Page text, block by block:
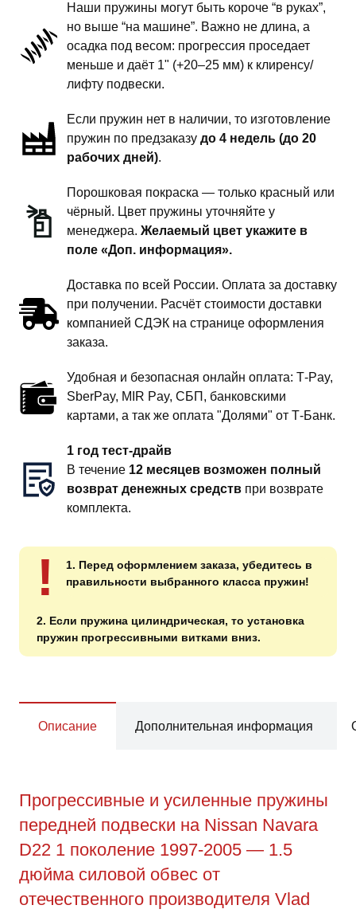
поколение
пружины
передней
1.5
обвес
Наши пружины могут быть короче “в руках”,
но выше “на машине”. Важно не длина, а
осадка под весом: прогрессия проседает
меньше и даёт 1" (+20–25 мм) к клиренсу/
лифту подвески.
Если пружин нет в наличии, то изготовление
пружин по предзаказу до 4 недель (до 20
рабочих дней).
Порошковая покраска — только красный или
чёрный. Цвет пружины уточняйте у
менеджера. Желаемый цвет укажите в
поле «Доп. информация».
Доставка по всей России. Оплата за доставку
при получении. Расчёт стоимости доставки
компанией СДЭК на странице оформления
заказа.
Удобная и безопасная онлайн оплата: T‑Pay,
SberPay, MIR Pay, СБП, банковскими
картами, а так же оплата "Долями" от Т-Банк.
1 год тест-драйв
В течение 12 месяцев возможен полный
возврат денежных средств при возврате
комплекта.
!
1. Перед оформлением заказа, убедитесь в
правильности выбранного класса пружин!
2. Если пружина цилиндрическая, то установка
пружин прогрессивными витками вниз.
Описание Дополнительная информация
Прогрессивные и усиленные пружины
передней подвески на Nissan Navara
D22 1 поколение 1997-2005 — 1.5
дюйма силовой обвес от
отечественного производителя Vlad